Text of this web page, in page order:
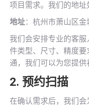
项目需求。我们的地址
地址：杭州市萧山区
我们会安排专业的客
件类型、尺寸、精度
通，我们可以为您提供
2. 预约扫描
在确认需求后，我们